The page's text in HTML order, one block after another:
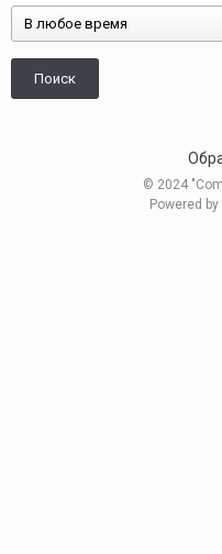
Поиск
© 2024
Powered